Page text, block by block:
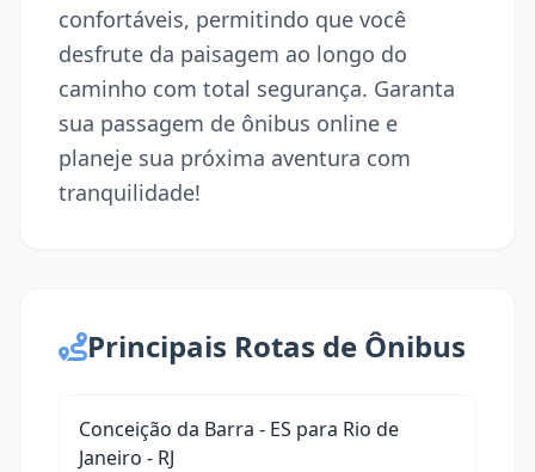
confortáveis, permitindo que você
desfrute da paisagem ao longo do
caminho com total segurança. Garanta
sua passagem de ônibus online e
planeje sua próxima aventura com
tranquilidade!
Principais Rotas de Ônibus
Conceição da Barra - ES para Rio de
Janeiro - RJ